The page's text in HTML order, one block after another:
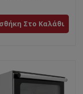
Στο Καλάθι